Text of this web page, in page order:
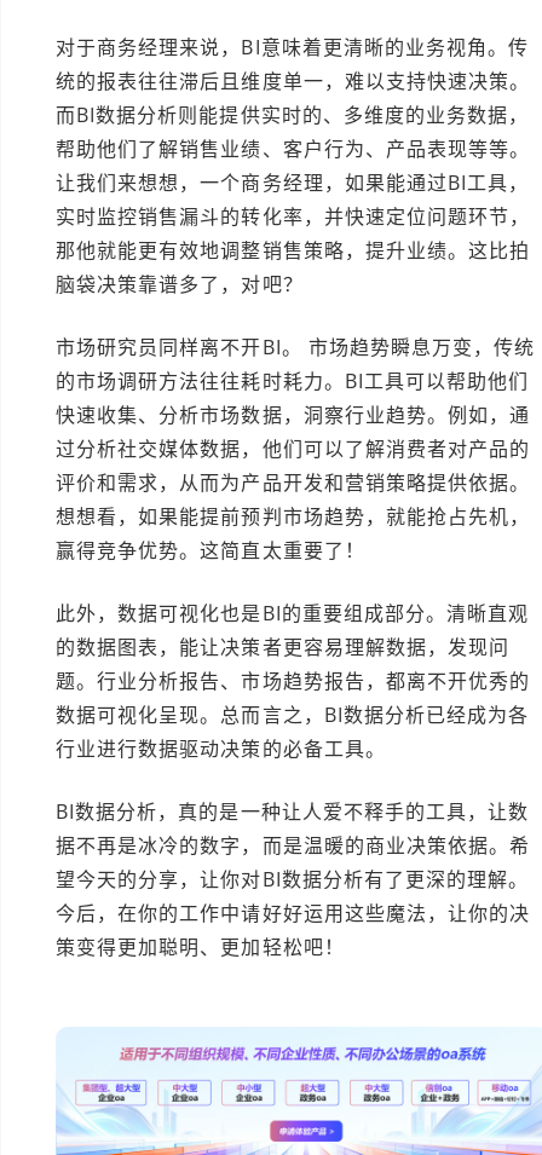
对于商务经理来说，BI意味着更清晰的业务视角。传
统的报表往往滞后且维度单一，难以支持快速决策。
而BI数据分析则能提供实时的、多维度的业务数据，
帮助他们了解销售业绩、客户行为、产品表现等等。
让我们来想想，一个商务经理，如果能通过BI工具，
实时监控销售漏斗的转化率，并快速定位问题环节，
那他就能更有效地调整销售策略，提升业绩。这比拍
脑袋决策靠谱多了，对吧？
市场研究员同样离不开BI。 市场趋势瞬息万变，传统
的市场调研方法往往耗时耗力。BI工具可以帮助他们
快速收集、分析市场数据，洞察行业趋势。例如，通
过分析社交媒体数据，他们可以了解消费者对产品的
评价和需求，从而为产品开发和营销策略提供依据。
想想看，如果能提前预判市场趋势，就能抢占先机，
赢得竞争优势。这简直太重要了！
此外，数据可视化也是BI的重要组成部分。清晰直观
的数据图表，能让决策者更容易理解数据，发现问
题。行业分析报告、市场趋势报告，都离不开优秀的
数据可视化呈现。总而言之，BI数据分析已经成为各
行业进行数据驱动决策的必备工具。
BI数据分析，真的是一种让人爱不释手的工具，让数
据不再是冰冷的数字，而是温暖的商业决策依据。希
望今天的分享，让你对BI数据分析有了更深的理解。
今后，在你的工作中请好好运用这些魔法，让你的决
策变得更加聪明、更加轻松吧！